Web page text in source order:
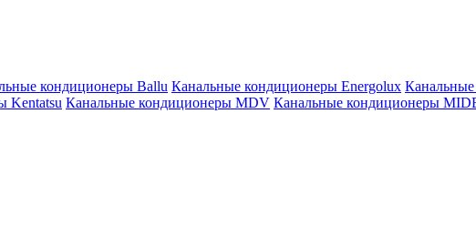
кондиционеры Ballu Канальные кондиционеры Energolux
Kentatsu Канальные кондиционеры MDV Канальные кондиционеры